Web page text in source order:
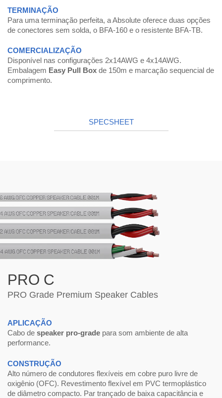
TERMINAÇÃO
Para uma terminação perfeita, a Absolute oferece duas opções
de conectores sem solda, o BFA-160 e o resistente BFA-TB.
COMERCIALIZAÇÃO
Disponível nas configurações 2x14AWG e 4x14AWG.
Embalagem Easy Pull Box de 150m e marcação sequencial de
comprimento.
SPECSHEET
PRO C
PRO Grade Premium Speaker Cables
APLICAÇÃO
Cabo de speaker pro-grade para som ambiente de alta
performance.
CONSTRUÇÃO
Alto número de condutores flexíveis em cobre puro livre de
oxigênio (OFC). Revestimento flexível em PVC termoplástico
de diâmetro compacto. Par trançado de baixa capacitância e